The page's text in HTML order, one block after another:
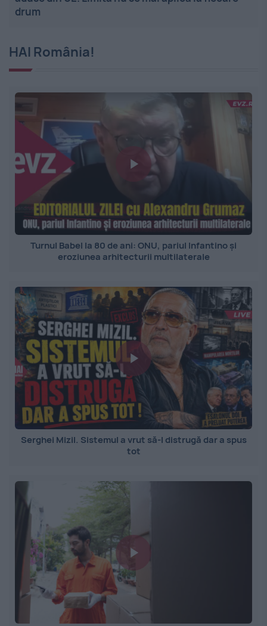
drum
HAI România!
Turnul Babel la 80 de ani: ONU, pariul Infantino și
eroziunea arhitecturii multilaterale
Serghei Mizil. Sistemul a vrut să-l distrugă dar a spus
tot